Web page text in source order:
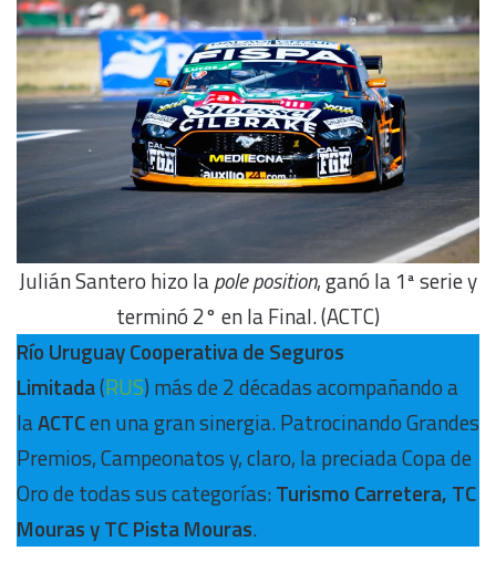
Julián Santero hizo lapole position, ganó la 1ª serie y
terminó 2° en la Final. (ACTC)
Río Uruguay Cooperativa de Seguros
Limitada(RUS) más de 2 décadas acompañando a
laACTCen una gran sinergia. Patrocinando Grandes
Premios, Campeonatos y, claro, la preciada Copa de
Oro de todas sus categorías:Turismo Carretera, TC
Mouras y TC Pista Mouras.